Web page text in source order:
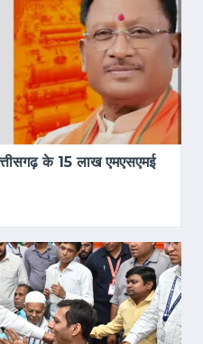
के 15 लाख एमएसएमई